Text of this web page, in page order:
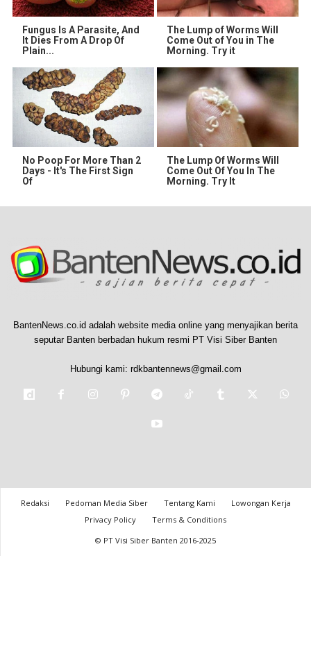
Fungus Is A Parasite, And
It Dies From A Drop Of
Plain...
The Lump of Worms Will
Come Out of You in The
Morning. Try it
No Poop For More Than 2
Days - It's The First Sign
Of
The Lump Of Worms Will
Come Out Of You In The
Morning. Try It
BantenNews.co.id adalah website media online yang menyajikan berita
seputar Banten berbadan hukum resmi PT Visi Siber Banten
Hubungi kami: rdkbantennews@gmail.com
Redaksi Pedoman Media Siber Tentang Kami
Lowongan Kerja
Privacy Policy
Terms & Conditions
© PT Visi Siber Banten 2016-2025